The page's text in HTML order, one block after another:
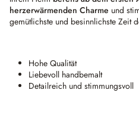
herzerwärmenden Charme und
gemütlichste und besinnlichste Zeit
Hohe Qualität
Liebevoll handbemalt
Detailreich und stimmungsvoll